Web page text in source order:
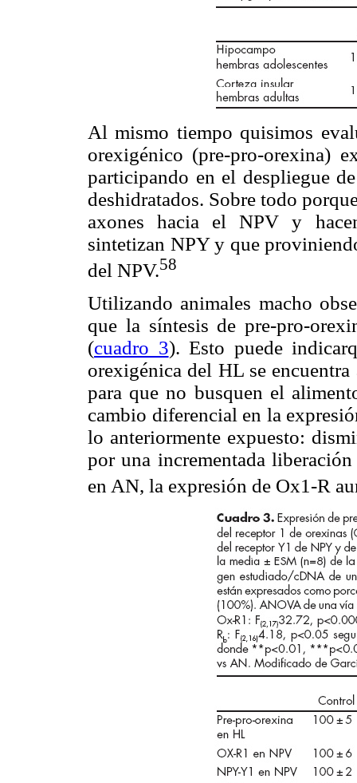
Al mismo tiempo quisimos
orexigénico (pre-pro-orexina)
participando en el despliegue
deshidratados. Sobre todo
axones hacia el NPV y
sintetizan NPY y que
del NPV.58
Utilizando animales macho
que la síntesis de pre-pro-
(cuadro 3). Esto puede
orexigénica del HL se
para que no busquen el
cambio diferencial en la
lo anteriormente expuesto:
por una incrementada
en AN, la expresión de Ox1-R